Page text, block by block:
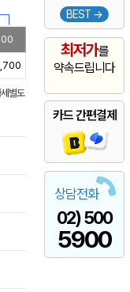
BEST →
최저가를
약속드립니다
카드 간편결제
상담전화
02) 500
5900
별도